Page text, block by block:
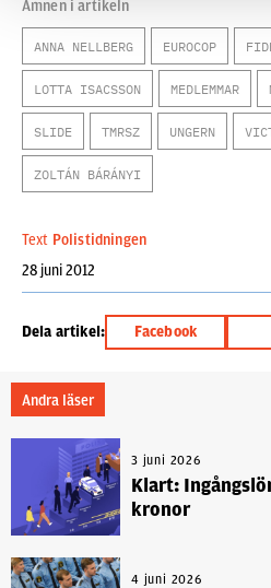
Ämnen i artikeln
ANNA NELLBERG EUROCOP
LOTTA ISACSSON MEDLEMMAR
SLIDE TMRSZ UNGERN
ZOLTÁN BÁRÁNYI
Text Polistidningen
28 juni 2012
Dela artikel: Facebook
Andra läser
3 juni 2026
Klart:
kronor
4 juni 2026